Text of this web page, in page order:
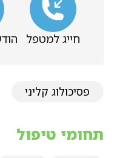
חייג למטפל
פסיכולוג קליני
תחומי טיפול